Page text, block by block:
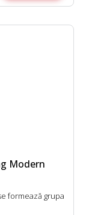
Modern
formează grupa